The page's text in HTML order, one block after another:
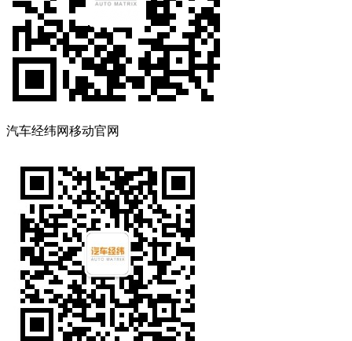
汽车经纬网移动官网